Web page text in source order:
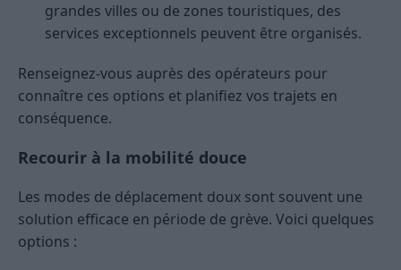
grandes villes ou de zones touristiques, des
services exceptionnels peuvent être organisés.
Renseignez-vous auprès des opérateurs pour
connaître ces options et planifiez vos trajets en
conséquence.
Recourir à la mobilité douce
Les modes de déplacement doux sont souvent une
solution efficace en période de grève. Voici quelques
options :